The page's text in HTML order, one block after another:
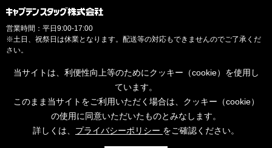
営業時間：平日9:00-17:00
※土日、祝祭日は休業となります。配送等の対応もできませんのでご了承くだ
さい。
© CAPTAINSTAG Co.Ltd.
当サイトは、利便性向上等のためにクッキー（cookie）を使用し
ています。
このまま当サイトをご利用いただく場合は、クッキー（cookie）
の使用に同意いただいたものとみなします。
詳しくは、 プライバシーポリシー をご確認ください。